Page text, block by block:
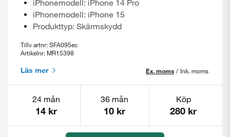
iPhonemodell: iPhone 14 Pro
iPhonemodell: iPhone 15
Produkttyp: Skärmskydd
Tillv artnr: SFA095ec
Artikelnr: MR15398
Läs mer Ex. moms / Ink. moms
24 mån
14 kr
36 mån
10 kr
Köp
280 kr